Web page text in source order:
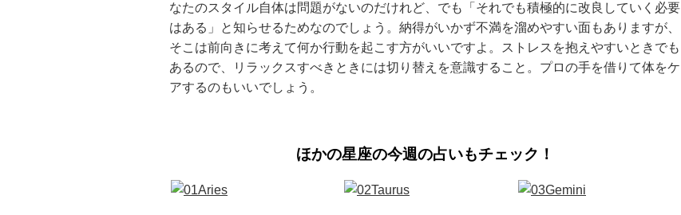
なたのスタイル自体は問題がないのだけれど、でも「それでも積極的に改良していく必要
はある」と知らせるためなのでしょう。納得がいかず不満を溜めやすい面もありますが、
そこは前向きに考えて何か行動を起こす方がいいですよ。ストレスを抱えやすいときでも
あるので、リラックスすべきときには切り替えを意識すること。プロの手を借りて体をケ
アするのもいいでしょう。
ほかの星座の今週の占いもチェック！